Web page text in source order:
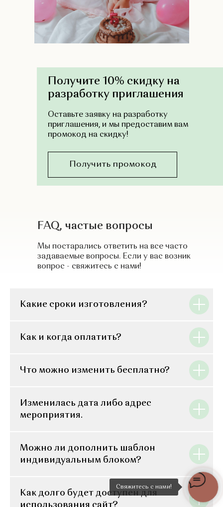
Свяжитесь с нами!
Получить промокод
Получите 10% скидку на
разработку приглашения
Оставьте заявку на разработку
приглашения, и мы предоставим вам
промокод на скидку!
FAQ, частые вопросы
Мы постарались ответить на все часто
задаваемые вопросы. Если у вас возник
вопрос - свяжитесь с нами!
Какие сроки изготовления?
Как и когда оплатить?
Что можно изменить бесплатно?
Изменилась дата либо адрес
мероприятия.
Можно ли дополнить шаблон
индивидуальным блоком?
Как долго будет доступен для